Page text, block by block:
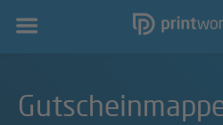
Hauptnavigation